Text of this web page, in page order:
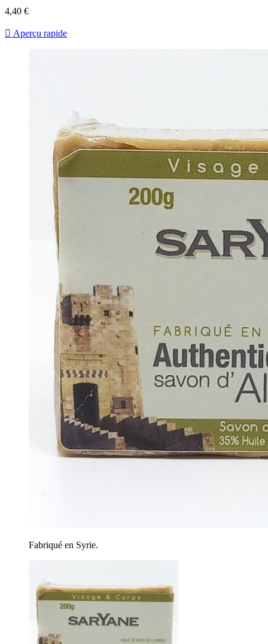
4,40 €
 Aperçu rapide
Fabriqué en Syrie.